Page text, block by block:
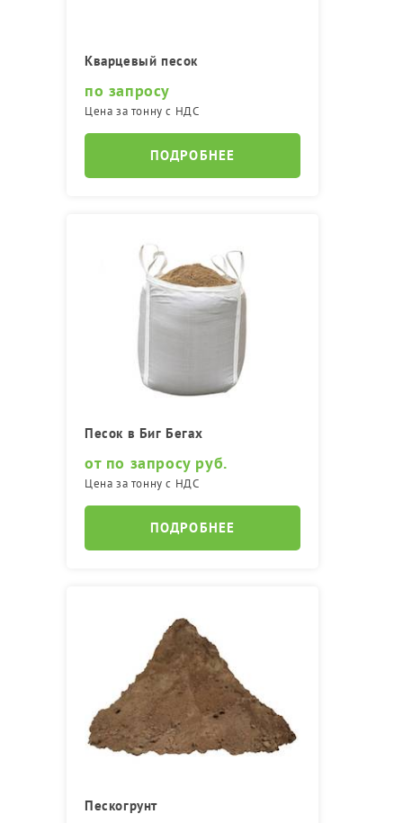
Кварцевый песок
по запросу
Цена за тонну с НДС
ПОДРОБНЕЕ
Песок в Биг Бегах
от по запросу руб.
Цена за тонну с НДС
ПОДРОБНЕЕ
Пескогрунт